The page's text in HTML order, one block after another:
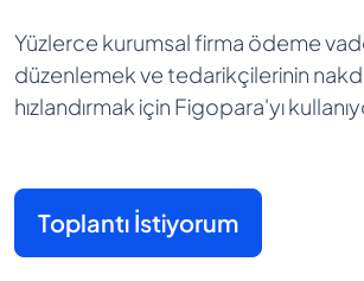
Yüzlerce kurumsal firma ödeme
düzenlemek ve tedarikçilerinin
hızlandırmak için Figopara'yı
Toplantı İstiyorum